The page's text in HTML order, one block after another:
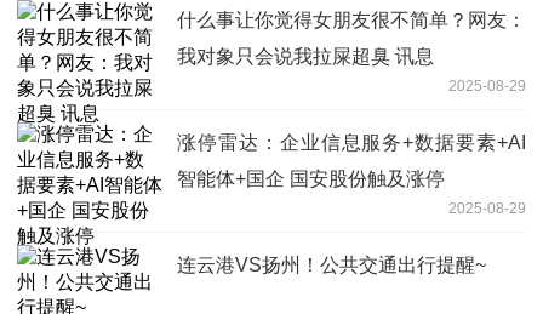
什么事让你觉得女朋友很不简单？网友：
我对象只会说我拉屎超臭 讯息
2025-08-29
涨停雷达：企业信息服务+数据要素+AI
智能体+国企 国安股份触及涨停
2025-08-29
连云港VS扬州！公共交通出行提醒~